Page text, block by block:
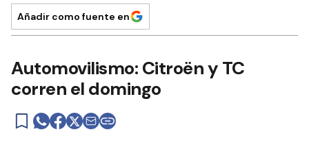
Añadir como fuente en
Automovilismo: Citroën y TC
corren el domingo